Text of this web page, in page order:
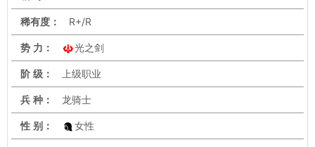
稀有度： R+/R
势 力： 光之剑
阶 级： 上级职业
兵 种： 龙骑士
性 别： 女性